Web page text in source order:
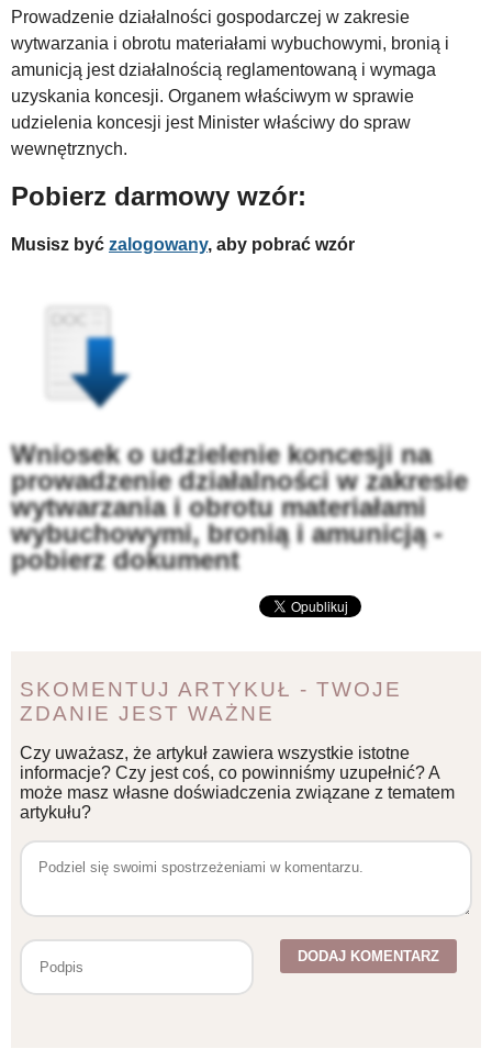
Prowadzenie działalności gospodarczej w zakresie
wytwarzania i obrotu materiałami wybuchowymi, bronią i
amunicją jest działalnością reglamentowaną i wymaga
uzyskania koncesji. Organem właściwym w sprawie
udzielenia koncesji jest Minister właściwy do spraw
wewnętrznych.
Pobierz darmowy wzór:
Musisz być zalogowany, aby pobrać wzór
Wniosek o udzielenie koncesji na
prowadzenie działalności w zakresie
wytwarzania i obrotu materiałami
wybuchowymi, bronią i amunicją -
pobierz dokument
SKOMENTUJ ARTYKUŁ - TWOJE
ZDANIE JEST WAŻNE
Czy uważasz, że artykuł zawiera wszystkie istotne
informacje? Czy jest coś, co powinniśmy uzupełnić? A
może masz własne doświadczenia związane z tematem
artykułu?